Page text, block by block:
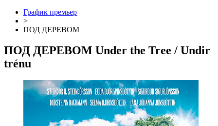
График премьер
>
ПОД ДЕРЕВОМ
ПОД ДЕРЕВОМ Under the Tree / Undir
trénu